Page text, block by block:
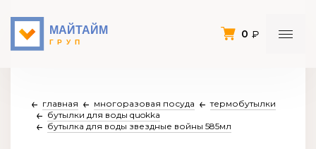
0
главная многоразовая посуда
термобутылки
бутылки для воды quokka
бутылка для воды звездные войны 585мл